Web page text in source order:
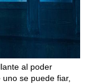
al poder
se puede fiar,